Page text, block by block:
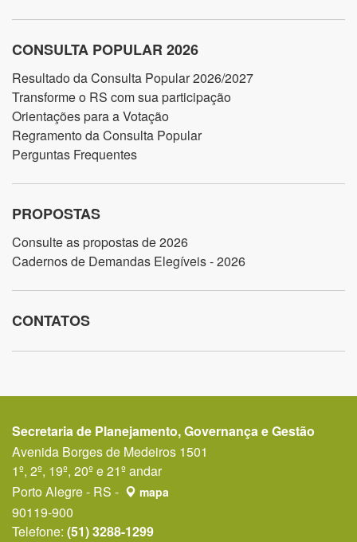
CONSULTA POPULAR 2026
Resultado da Consulta Popular 2026/2027
Transforme o RS com sua participação
Orientações para a Votação
Regramento da Consulta Popular
Perguntas Frequentes
PROPOSTAS
Consulte as propostas de 2026
Cadernos de Demandas Elegíveis - 2026
CONTATOS
Secretaria de Planejamento, Governança e Gestão
Avenida Borges de Medeiros 1501
1º, 2º, 19º, 20º e 21º andar
Porto Alegre - RS -
mapa
90119-900
Telefone: (51) 3288-1299